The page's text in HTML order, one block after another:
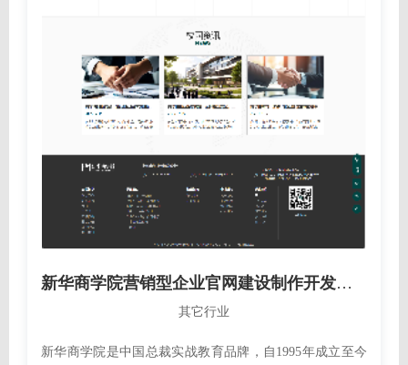
新华商学院营销型企业官网建设制作开发案例
其它行业
新华商学院是中国总裁实战教育品牌，自1995年成立至今